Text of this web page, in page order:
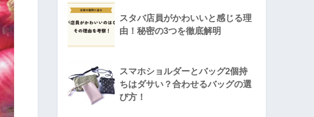
スタバ店員がかわいいと感じる理
由！秘密の3つを徹底解明
スマホショルダーとバッグ2個持
ちはダサい？合わせるバッグの選
び方！